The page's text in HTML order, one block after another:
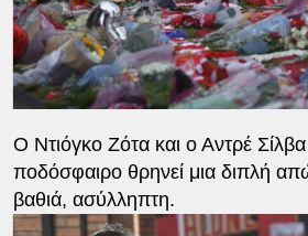
Ο Ντιόγκο Ζότα και ο Αντρέ
ποδόσφαιρο θρηνεί μια διπλή
βαθιά, ασύλληπτη.